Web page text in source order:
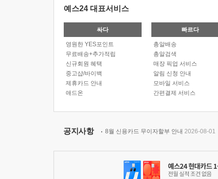
예스24 대표서비스
싸다
영원한 YES포인트
무료배송+추가적립
신규회원 혜택
중고샵/바이백
제휴카드 안내
애드온
빠르다
총알배송
총알검색
매장 픽업 서비스
알림 신청 안내
모바일 서비스
간편결제 서비스
공지사항 8월 신용카드 무이자할부 안내 2026-08-01